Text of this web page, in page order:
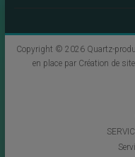
Copyright © 2026 Quartz-
en place par Création de